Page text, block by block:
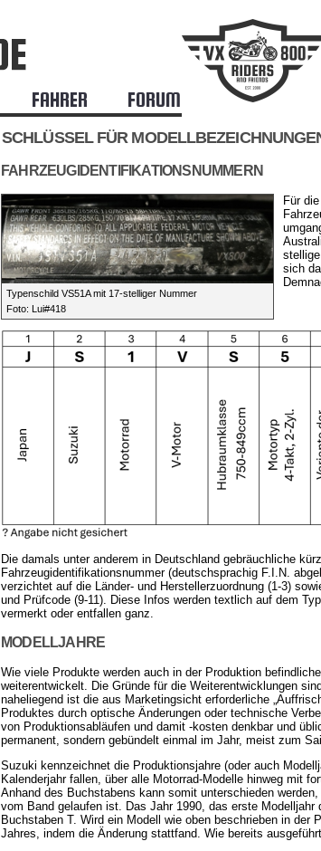
FAHRER FORUM
SCHLÜSSEL FÜR
FAHRZEUGIDENTIFIKATIONSNUMMERN
Typenschild VS51A mit 17-stelliger Nummer
Foto: Lui#418
Für
sich
Die damals unter anderem in Deutschland gebräuchliche
Fahrzeugidentifikationsnummer (deutschsprachig F.I.N.
verzichtet auf die Länder- und Herstellerzuordnung (1-3)
und Prüfcode (9-11). Diese Infos werden textlich auf dem
vermerkt oder entfallen ganz.
MODELLJAHRE
Wie viele Produkte werden auch in der Produktion
weiterentwickelt. Die Gründe für die Weiterentwicklungen
naheliegend ist die aus Marketingsicht erforderliche
Produktes durch optische Änderungen oder technische
von Produktionsabläufen und damit -kosten denkbar und
permanent, sondern gebündelt einmal im Jahr, meist zum
Suzuki kennzeichnet die Produktionsjahre (oder auch
Kalenderjahr fallen, über alle Motorrad-Modelle hinweg mit
Anhand des Buchstabens kann somit unterschieden
vom Band gelaufen ist. Das Jahr 1990, das erste
Buchstaben T. Wird ein Modell wie oben beschrieben in
Jahres, indem die Änderung stattfand. Wie bereits